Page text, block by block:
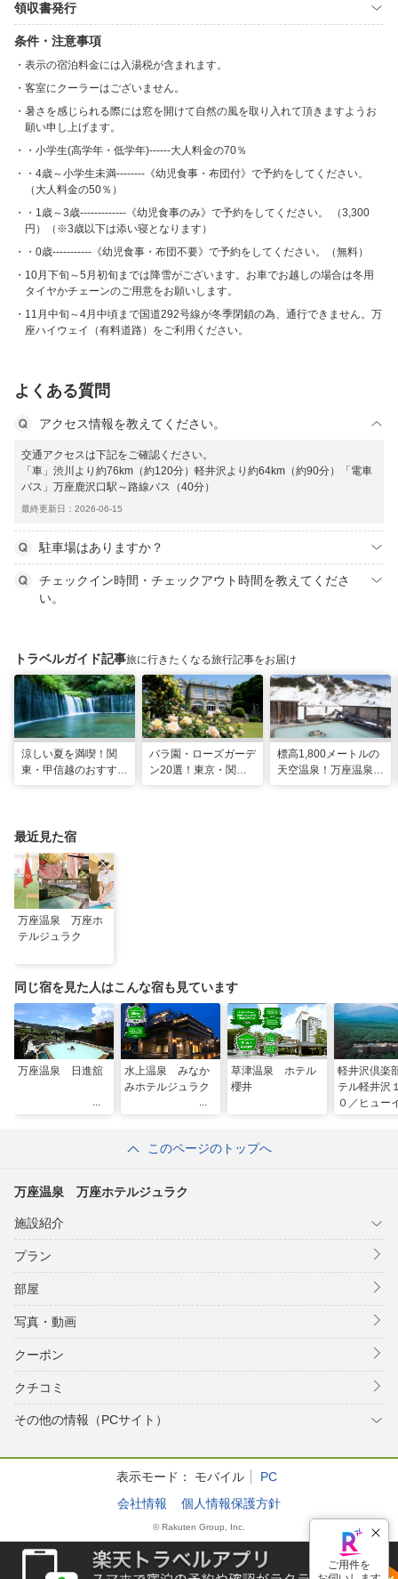
領収書発行
条件・注意事項
表示の宿泊料金には入湯税が含まれます。
客室にクーラーはございません。
暑さを感じられる際には窓を開けて自然の風を取り入れて頂きますようお
願い申し上げます。
・小学生(高学年・低学年)------大人料金の70％
・4歳～小学生未満--------《幼児食事・布団付》で予約をしてください。
（大人料金の50％）
・1歳～3歳-------------《幼児食事のみ》で予約をしてください。 （3,300
円）（※3歳以下は添い寝となります）
・0歳-----------《幼児食事・布団不要》で予約をしてください。（無料）
10月下旬～5月初旬までは降雪がございます。お車でお越しの場合は冬用
タイヤかチェーンのご用意をお願いします。
11月中旬～4月中頃まで国道292号線が冬季閉鎖の為、通行できません。万
座ハイウェイ（有料道路）をご利用ください。
よくある質問
アクセス情報を教えてください。
交通アクセスは下記をご確認ください。
「車」渋川より約76km（約120分）軽井沢より約64km（約90分）「電車
バス」万座鹿沢口駅～路線バス（40分）
最終更新日：2026-06-15
駐車場はありますか？
チェックイン時間・チェックアウト時間を教えてくださ
い。
トラベルガイド記事旅に行きたくなる旅行記事をお届け
涼しい夏を満喫！関
東・甲信越のおすすめ
バラ園・ローズガーデ
ン20選！東京・関東
標高1,800メートルの
天空温泉！万座温泉
最近見た宿
万座温泉 万座ホ
テルジュラク
同じ宿を見た人はこんな宿も見ています
万座温泉 日進舘
水上温泉 みなか
みホテルジュラク
草津温泉 ホテル
櫻井
軽井沢倶
テル軽井沢
０／ヒュー
このページのトップへ
万座温泉 万座ホテルジュラク
施設紹介
プラン
部屋
写真・動画
クーポン
クチコミ
その他の情報（PCサイト）
表示モード： モバイル
PC
会社情報
個人情報保護方針
© Rakuten Group, Inc.
ご用件を